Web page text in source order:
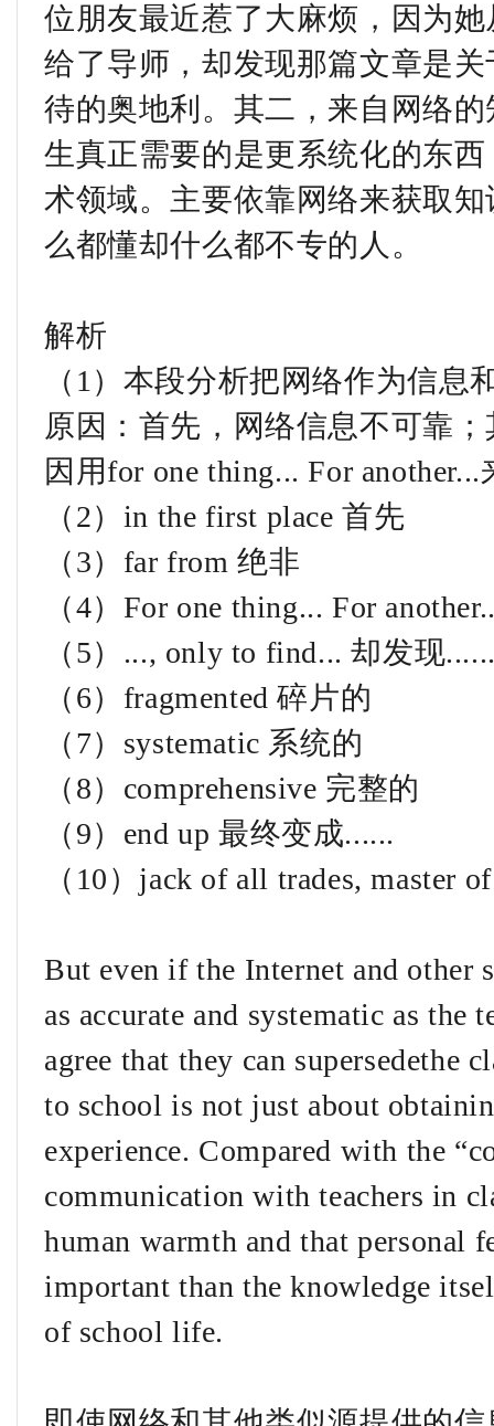
位朋友最近惹了大麻烦，因为
给了导师，却发现那篇文章是
待的奥地利。其二，来自网络
生真正需要的是更系统化的东
术领域。主要依靠网络来获取
么都懂却什么都不专的人。
解析
（1）本段分析把网络作为信
原因：首先，网络信息不可靠
因用for one thing... For
（2）in the first place 首先
（3）far from 绝非
（4）For one thing... For
（5）..., only to find... 却发现
（6）fragmented 碎片的
（7）systematic 系统的
（8）comprehensive 完整的
（9）end up 最终变成......
（10）jack of all trades, master
But even if the Internet and other
as accurate and systematic as
agree that they can supersedethe
to school is not just about
experience. Compared with the
communication with teachers in
human warmth and that personal
important than the knowledge
of school life.